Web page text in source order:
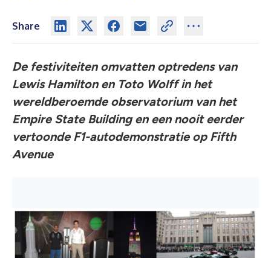
Share
De festiviteiten omvatten optredens van
Lewis Hamilton en Toto Wolff in het
wereldberoemde observatorium van het
Empire State Building en een nooit eerder
vertoonde F1-autodemonstratie op Fifth
Avenue